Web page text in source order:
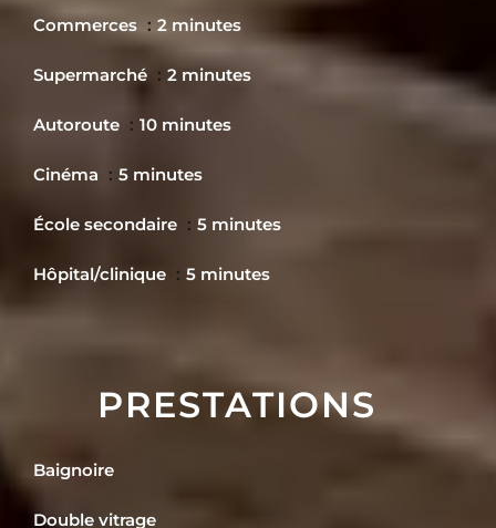
Commerces 2 minutes
Supermarché 2 minutes
Autoroute 10 minutes
Cinéma 5 minutes
École secondaire 5 minutes
Hôpital/clinique 5 minutes
PRESTATIONS
Baignoire
Double vitrage